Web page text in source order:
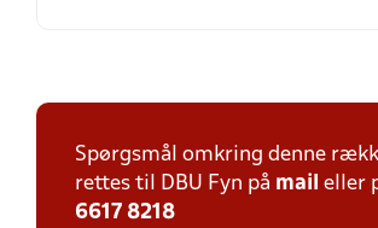
Spørgsmål omkring denne
rettes til DBU Fyn på mail eller
6617 8218